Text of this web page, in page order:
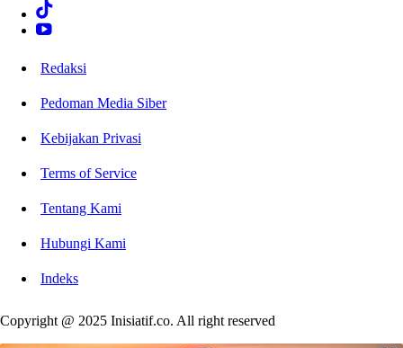
Redaksi
Pedoman Media Siber
Kebijakan Privasi
Terms of Service
Tentang Kami
Hubungi Kami
Indeks
Copyright @ 2025 Inisiatif.co. All right reserved